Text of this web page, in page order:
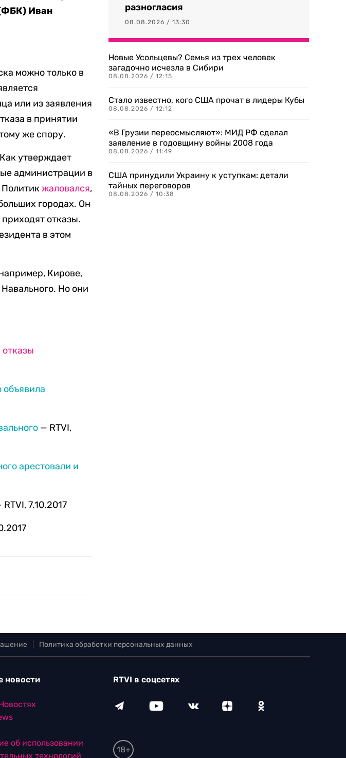
Иван
можно только в
или из заявления
в принятии
же спору.
утверждает
администрации в
Политикжаловался,
городах. Он
отказы.
в этом
Кирове,
Но они
объявила
— RTVI,
арестовали и
RTVI, 7.10.2017
разногласия
08.08.2026 / 13:30
Новые Усольцевы? Семья из трех человек
загадочно исчезла в Сибири
08.08.2026 / 12:15
Стало известно, кого США прочат в лидеры Кубы
08.08.2026 / 12:12
«В Грузии переосмысляют»: МИД РФ сделал
заявление в годовщину войны 2008 года
08.08.2026 / 11:49
США принудили Украину к уступкам: детали
тайных переговоров
08.08.2026 / 10:38
Политика обработки персональных данных
новости
об использовании
технологий
RTVI в соцсетях
18+